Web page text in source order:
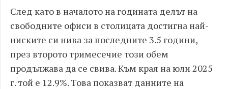
След като в началото на годината делът на
свободните офиси в столицата достигна най-
ниските си нива за последните 3.5 години,
през второто тримесечие този обем
продължава да се свива. Към края на юли 2025
г. той е 12.9%. Това показват данните на